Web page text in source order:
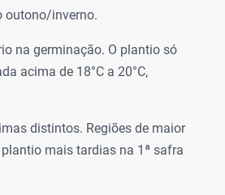
outono/inverno.
na germinação. O plantio só
acima de 18°C a 20°C,
distintos. Regiões de maior
mais tardias na 1ª safra